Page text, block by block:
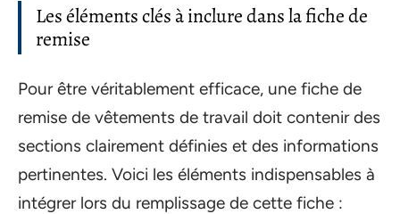
Les éléments clés à inclure dans la fiche de
remise
Pour être véritablement efficace, une fiche de
remise de vêtements de travail doit contenir des
sections clairement définies et des informations
pertinentes. Voici les éléments indispensables à
intégrer lors du remplissage de cette fiche :